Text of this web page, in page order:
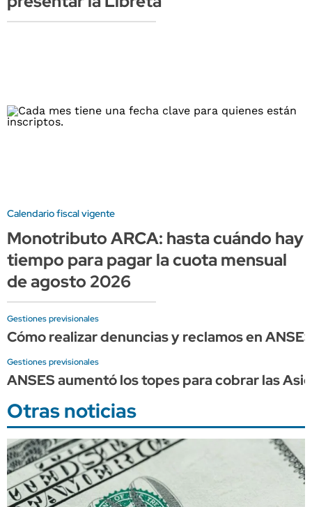
Calendario fiscal vigente
Monotributo ARCA: hasta cuándo hay
tiempo para pagar la cuota mensual
de agosto 2026
Gestiones previsionales
Cómo realizar denuncias y reclamos en
Gestiones previsionales
ANSES aumentó los topes para cobrar las
Otras noticias